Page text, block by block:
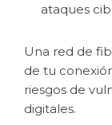
ataques
Una red de
de tu
riesgos de
digitales.